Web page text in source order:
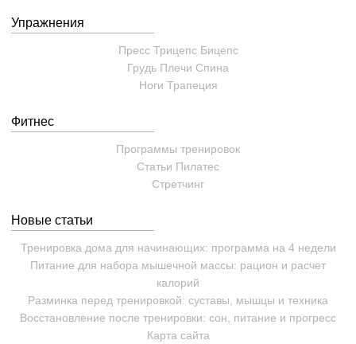
Упражнения
Пресс Трицепс Бицепс
Грудь Плечи Спина
Ноги Трапеция
Фитнес
Программы тренировок
Статьи Пилатес
Cтретчинг
Новые статьи
Тренировка дома для начинающих: программа на 4 недели
Питание для набора мышечной массы: рацион и расчет
калорий
Разминка перед тренировкой: суставы, мышцы и техника
Восстановление после тренировки: сон, питание и прогресс
Карта сайта